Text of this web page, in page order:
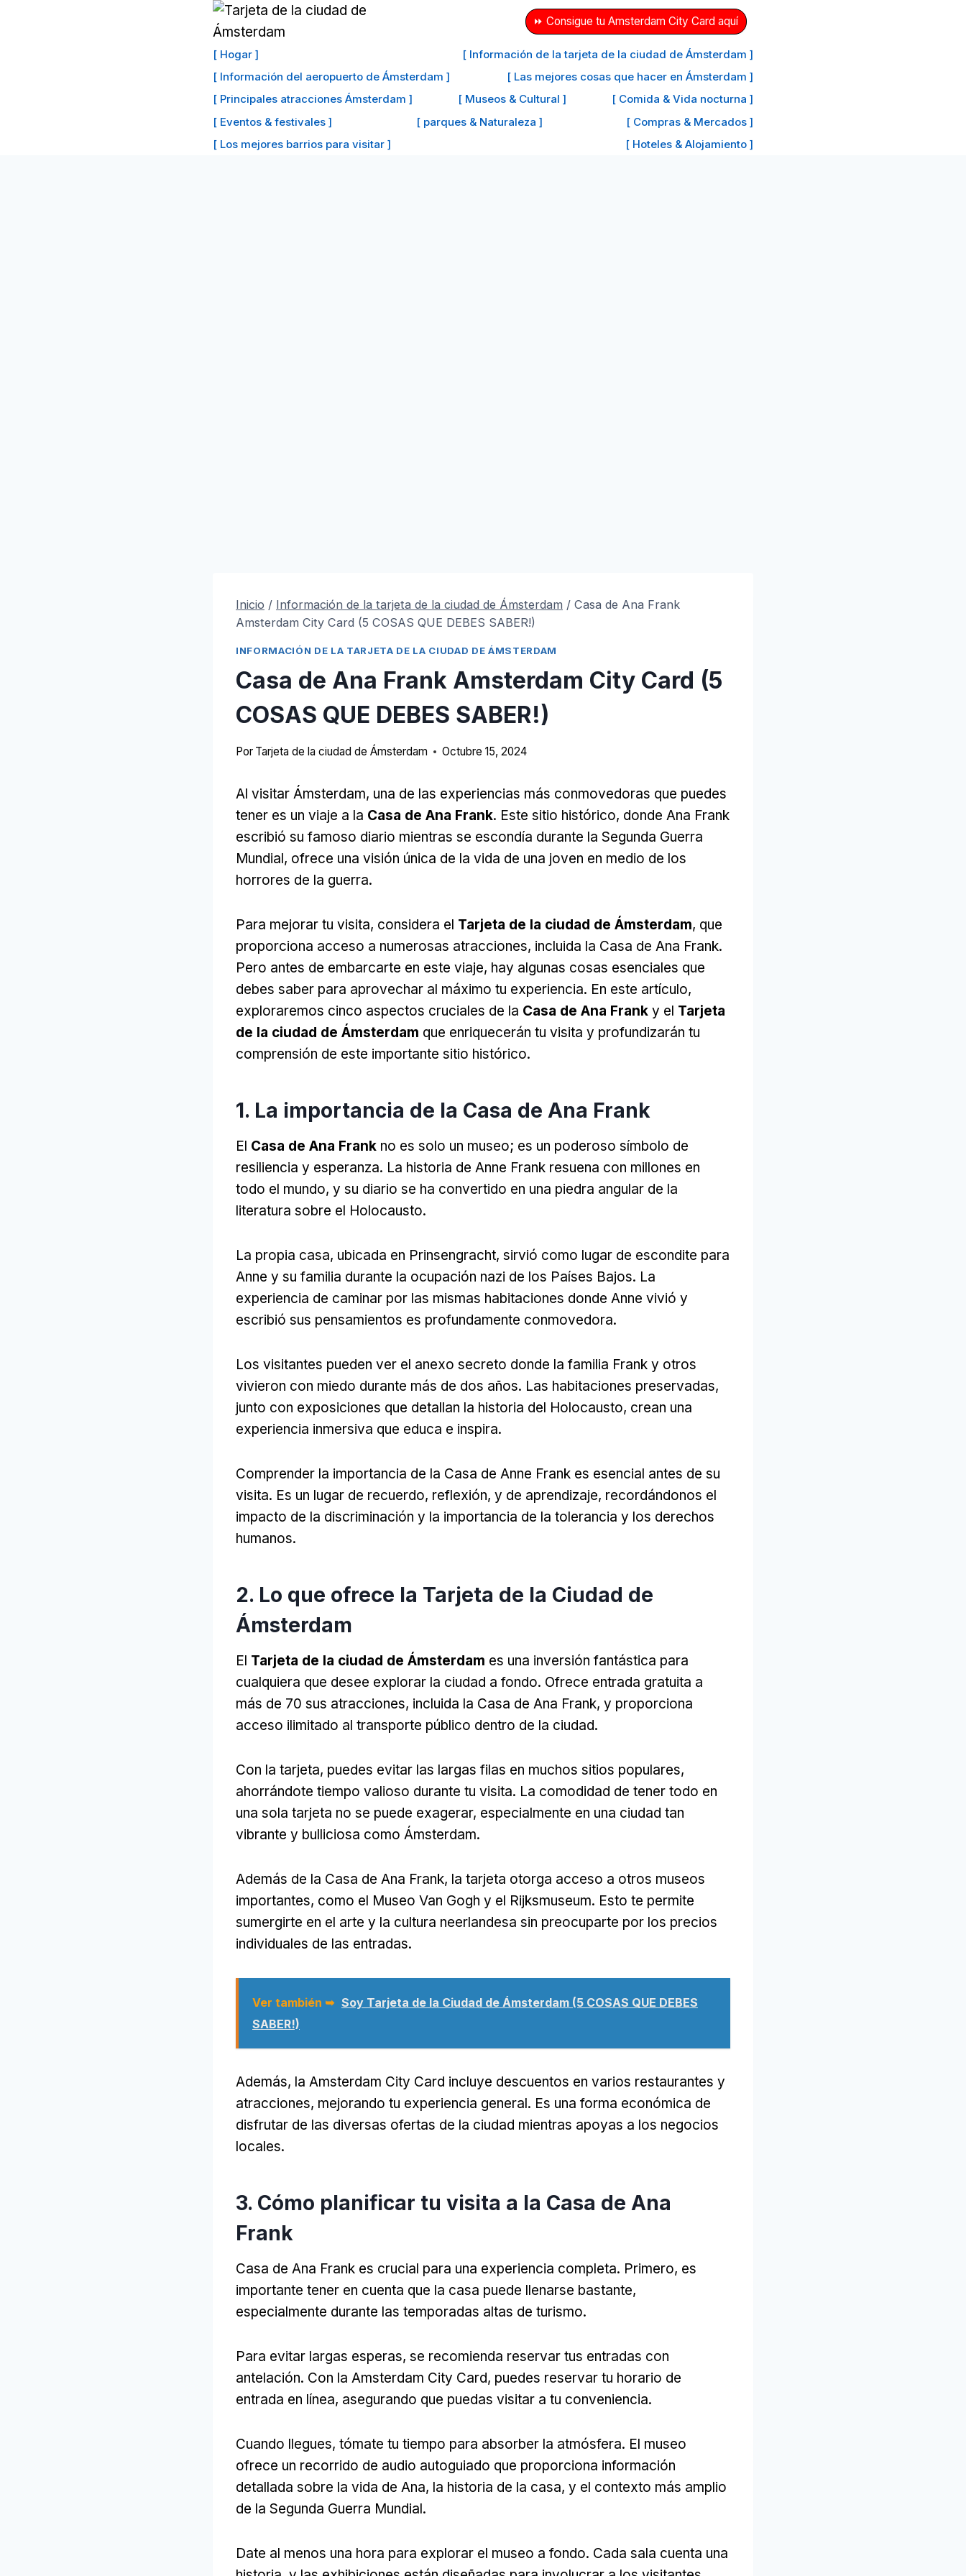
⏩ Consigue tu Amsterdam City Card aquí
[ Hogar ]
[ Información de la tarjeta de la ciudad de Ámsterdam ]
[ Información del aeropuerto de Ámsterdam ]
[ Las mejores cosas que hacer en Ámsterdam ]
[ Principales atracciones Ámsterdam ]
[ Museos & Cultural ]
[ Comida & Vida nocturna ]
[ Eventos & festivales ]
[ parques & Naturaleza ]
[ Compras & Mercados ]
[ Los mejores barrios para visitar ]
[ Hoteles & Alojamiento ]
Inicio / Información de la tarjeta de la ciudad de Ámsterdam / Casa de Ana Frank
Amsterdam City Card (5 COSAS QUE DEBES SABER!)
INFORMACIÓN DE LA TARJETA DE LA CIUDAD DE ÁMSTERDAM
Casa de Ana Frank Amsterdam City Card (5
COSAS QUE DEBES SABER!)
Por Tarjeta de la ciudad de Ámsterdam Octubre 15, 2024
Al visitar Ámsterdam, una de las experiencias más conmovedoras que puedes
tener es un viaje a la Casa de Ana Frank. Este sitio histórico, donde Ana Frank
escribió su famoso diario mientras se escondía durante la Segunda Guerra
Mundial, ofrece una visión única de la vida de una joven en medio de los
horrores de la guerra.
Para mejorar tu visita, considera el Tarjeta de la ciudad de Ámsterdam, que
proporciona acceso a numerosas atracciones, incluida la Casa de Ana Frank.
Pero antes de embarcarte en este viaje, hay algunas cosas esenciales que
debes saber para aprovechar al máximo tu experiencia. En este artículo,
exploraremos cinco aspectos cruciales de la Casa de Ana Frank y el Tarjeta
de la ciudad de Ámsterdam que enriquecerán tu visita y profundizarán tu
comprensión de este importante sitio histórico.
1. La importancia de la Casa de Ana Frank
El Casa de Ana Frank no es solo un museo; es un poderoso símbolo de
resiliencia y esperanza. La historia de Anne Frank resuena con millones en
todo el mundo, y su diario se ha convertido en una piedra angular de la
literatura sobre el Holocausto.
La propia casa, ubicada en Prinsengracht, sirvió como lugar de escondite para
Anne y su familia durante la ocupación nazi de los Países Bajos. La
experiencia de caminar por las mismas habitaciones donde Anne vivió y
escribió sus pensamientos es profundamente conmovedora.
Los visitantes pueden ver el anexo secreto donde la familia Frank y otros
vivieron con miedo durante más de dos años. Las habitaciones preservadas,
junto con exposiciones que detallan la historia del Holocausto, crean una
experiencia inmersiva que educa e inspira.
Comprender la importancia de la Casa de Anne Frank es esencial antes de su
visita. Es un lugar de recuerdo, reflexión, y de aprendizaje, recordándonos el
impacto de la discriminación y la importancia de la tolerancia y los derechos
humanos.
2. Lo que ofrece la Tarjeta de la Ciudad de
Ámsterdam
El Tarjeta de la ciudad de Ámsterdam es una inversión fantástica para
cualquiera que desee explorar la ciudad a fondo. Ofrece entrada gratuita a
más de 70 sus atracciones, incluida la Casa de Ana Frank, y proporciona
acceso ilimitado al transporte público dentro de la ciudad.
Con la tarjeta, puedes evitar las largas filas en muchos sitios populares,
ahorrándote tiempo valioso durante tu visita. La comodidad de tener todo en
una sola tarjeta no se puede exagerar, especialmente en una ciudad tan
vibrante y bulliciosa como Ámsterdam.
Además de la Casa de Ana Frank, la tarjeta otorga acceso a otros museos
importantes, como el Museo Van Gogh y el Rijksmuseum. Esto te permite
sumergirte en el arte y la cultura neerlandesa sin preocuparte por los precios
individuales de las entradas.
Ver también ➥ Soy Tarjeta de la Ciudad de Ámsterdam (5 COSAS QUE DEBES
SABER!)
Además, la Amsterdam City Card incluye descuentos en varios restaurantes y
atracciones, mejorando tu experiencia general. Es una forma económica de
disfrutar de las diversas ofertas de la ciudad mientras apoyas a los negocios
locales.
3. Cómo planificar tu visita a la Casa de Ana
Frank
Casa de Ana Frank es crucial para una experiencia completa. Primero, es
importante tener en cuenta que la casa puede llenarse bastante,
especialmente durante las temporadas altas de turismo.
Para evitar largas esperas, se recomienda reservar tus entradas con
antelación. Con la Amsterdam City Card, puedes reservar tu horario de
entrada en línea, asegurando que puedas visitar a tu conveniencia.
Cuando llegues, tómate tu tiempo para absorber la atmósfera. El museo
ofrece un recorrido de audio autoguiado que proporciona información
detallada sobre la vida de Ana, la historia de la casa, y el contexto más amplio
de la Segunda Guerra Mundial.
Date al menos una hora para explorar el museo a fondo. Cada sala cuenta una